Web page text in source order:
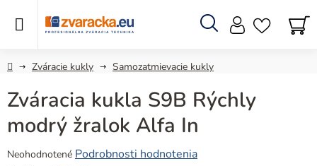
Hľadať
DomovZváracie kukly Samozatmievacie kukly
Zváracia kukla S9B Rýchly
modrý žralok Alfa In
Priemerné
Neohodnotené Podrobnosti hodnotenia